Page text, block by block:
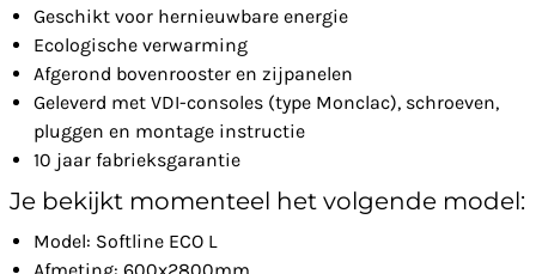
Geschikt voor hernieuwbare energie
Ecologische verwarming
Afgerond bovenrooster en zijpanelen
Geleverd met VDI-consoles (type Monclac), schroeven,
pluggen en montage instructie
10 jaar fabrieksgarantie
Je bekijkt momenteel het volgende model:
Model: Softline ECO L